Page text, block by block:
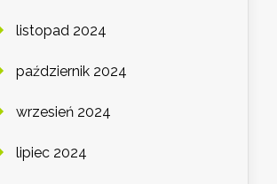
listopad 2024
październik 2024
wrzesień 2024
lipiec 2024